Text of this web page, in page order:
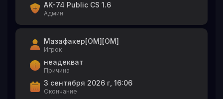
AK-74 Public CS 1.6
Админ
Мазафакер[OM][OM]
Игрок
неадекват
Причина
3 сентября 2026 г, 16:06
Окончание